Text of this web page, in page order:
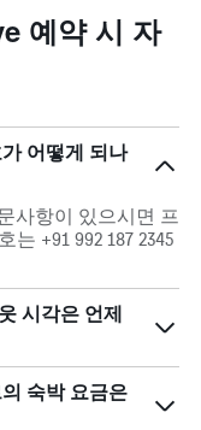
예약 시 자
어떻게 되나
사항이 있으시면 프
+91 992 187 2345
시각은 언제
숙박 요금은